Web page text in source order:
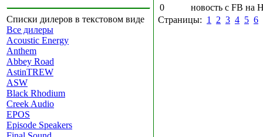
Списки дилеров в текстовом виде
Все дилеры
Acoustic Energy
Anthem
Abbey Road
AstinTREW
ASW
Black Rhodium
Creek Audio
EPOS
Episode Speakers
0
новость с FB на
Страницы: 1 2 3 4 5 6